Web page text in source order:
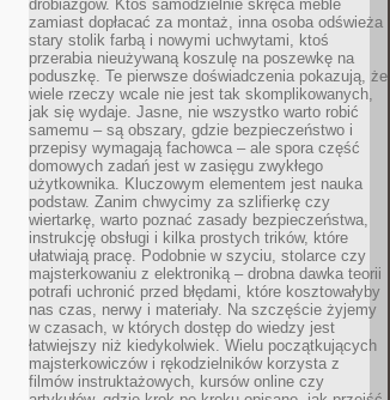
drobiazgów. Ktoś samodzielnie skręca meble
zamiast dopłacać za montaż, inna osoba odświeża
stary stolik farbą i nowymi uchwytami, ktoś
przerabia nieużywaną koszulę na poszewkę na
poduszkę. Te pierwsze doświadczenia pokazują, że
wiele rzeczy wcale nie jest tak skomplikowanych,
jak się wydaje. Jasne, nie wszystko warto robić
samemu – są obszary, gdzie bezpieczeństwo i
przepisy wymagają fachowca – ale spora część
domowych zadań jest w zasięgu zwykłego
użytkownika. Kluczowym elementem jest nauka
podstaw. Zanim chwycimy za szlifierkę czy
wiertarkę, warto poznać zasady bezpieczeństwa,
instrukcję obsługi i kilka prostych trików, które
ułatwiają pracę. Podobnie w szyciu, stolarce czy
majsterkowaniu z elektroniką – drobna dawka teorii
potrafi uchronić przed błędami, które kosztowałyby
nas czas, nerwy i materiały. Na szczęście żyjemy
w czasach, w których dostęp do wiedzy jest
łatwiejszy niż kiedykolwiek. Wielu początkujących
majsterkowiczów i rękodzielników korzysta z
filmów instruktażowych, kursów online czy